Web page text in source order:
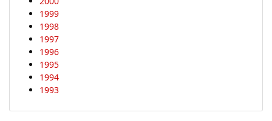
1999
1998
1997
1996
1995
1994
1993